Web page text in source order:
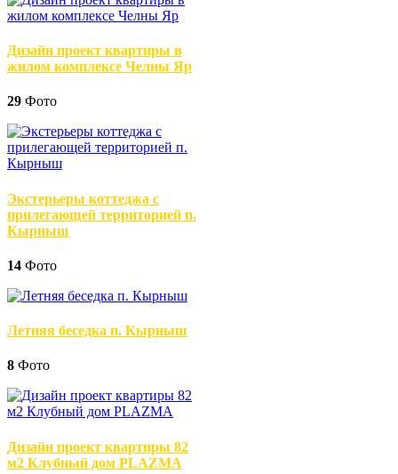
Дизайн проект квартиры в
жилом комплексе Челны Яр
29 Фото
Экстерьеры коттеджа с
прилегающей территорией п.
Кырныш
14 Фото
Летняя беседка п. Кырныш
8 Фото
Дизайн проект квартиры 82
м2 Клубный дом PLAZMA